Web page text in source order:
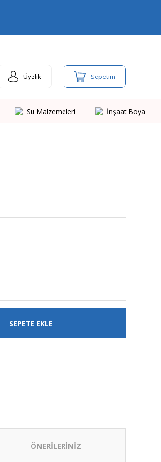
Üyelik Sepetim
Su Malzemeleri İnşaat Boya
SEPETE EKLE
ÖNERİLERİNİZ